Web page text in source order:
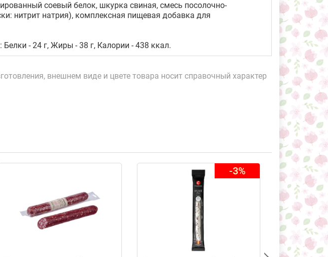
соевый белок, шкурка свиная, смесь посолочно-
нитрит натрия), комплексная пищевая добавка для
Белки - 24 г, Жиры - 38 г, Калории - 438 ккал.
внешнем виде и цвете товара носит справочный характер
-3%